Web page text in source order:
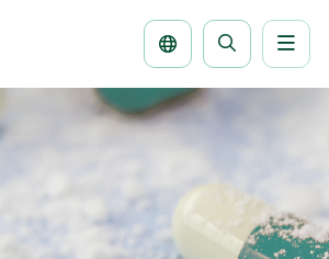
Buscar